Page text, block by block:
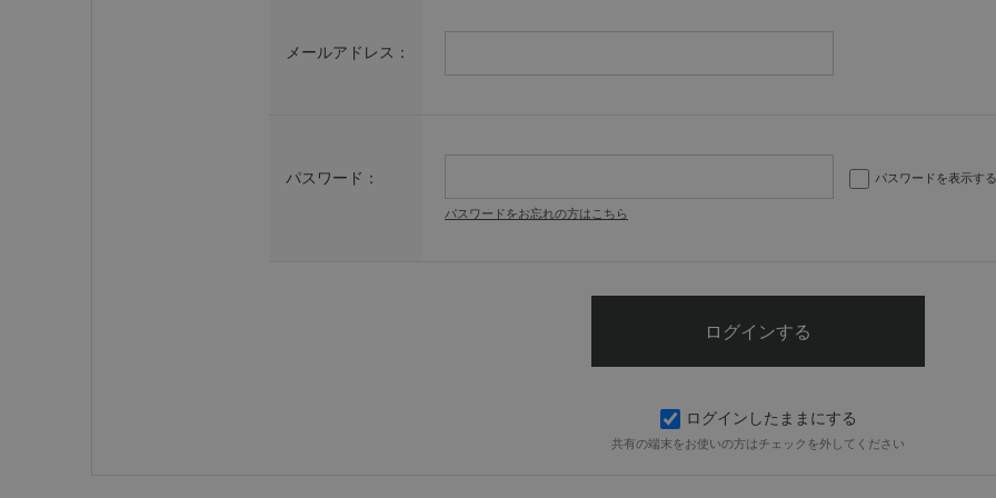
メールアドレス：
パスワード： パスワードを表示する
パスワードをお忘れの方はこちら
ログインしたままにする
共有の端末をお使いの方はチェックを外してください